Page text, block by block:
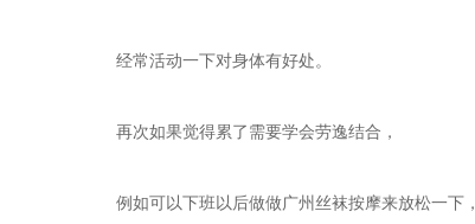
经常活动一下对身体有好处。
再次如果觉得累了需要学会劳逸结合，
例如可以下班以后做做广州丝袜按摩来放松一下，